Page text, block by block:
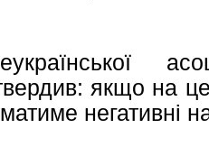
якщо на
негативні